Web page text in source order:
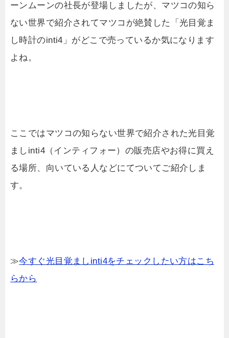
ーンムーンの社長が登場しましたが、マツコの知ら
ない世界で紹介されてマツコが絶賛した「光目覚ま
し時計のinti4」がどこで売っているか気になります
よね。
ここではマツコの知らない世界で紹介された光目覚
ましinti4（インティフォー）の販売店やお得に買え
る場所、向いている人などにてついてご紹介しま
す。
≫今すぐ光目覚ましinti4をチェックしたい方はこち
らから